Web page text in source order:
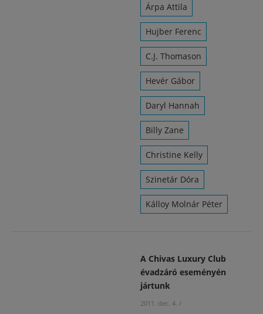
Árpa Attila
Hujber Ferenc
C.J. Thomason
Hevér Gábor
Daryl Hannah
Billy Zane
Christine Kelly
Szinetár Dóra
Kálloy Molnár Péter
A Chivas Luxury Club
évadzáró eseményén
jártunk
2011. dec. 4. /